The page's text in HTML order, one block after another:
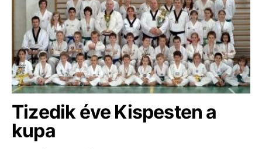
Tizedik éve Kispesten a
kupa